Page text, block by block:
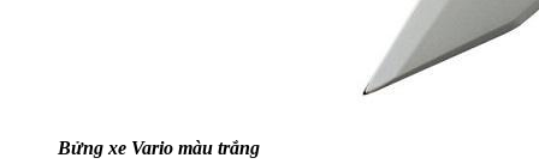
Bửng xe Vario màu trắng